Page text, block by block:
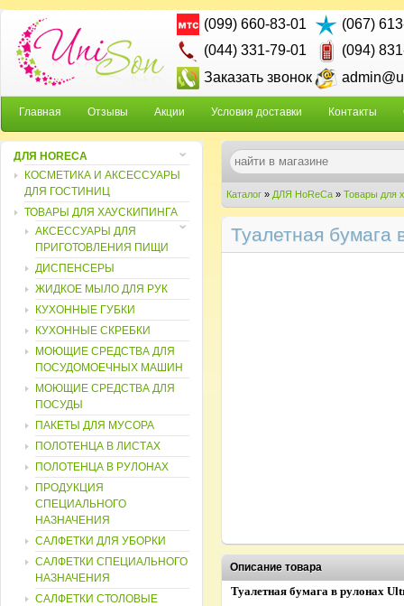
(099) 660-83-01
(067)
(044) 331-79-01
(094)
Заказать звонок
Главная Отзывы Акции Условия доставки Контакты
Каталог » ДЛЯ HoReCa » Товары для
рулонах Ultra TM Marathon
Туалетная бумага
Описание товара
Туалетная бумага в рулонах
ДЛЯ HORECA
КОСМЕТИКА И АКСЕССУАРЫ
ДЛЯ ГОСТИНИЦ
ТОВАРЫ ДЛЯ ХАУСКИПИНГА
АКСЕССУАРЫ ДЛЯ
ПРИГОТОВЛЕНИЯ ПИЩИ
ДИСПЕНСЕРЫ
ЖИДКОЕ МЫЛО ДЛЯ РУК
КУХОННЫЕ ГУБКИ
КУХОННЫЕ СКРЕБКИ
МОЮЩИЕ СРЕДСТВА ДЛЯ
ПОСУДОМОЕЧНЫХ МАШИН
МОЮЩИЕ СРЕДСТВА ДЛЯ
ПОСУДЫ
ПАКЕТЫ ДЛЯ МУСОРА
ПОЛОТЕНЦА В ЛИСТАХ
ПОЛОТЕНЦА В РУЛОНАХ
ПРОДУКЦИЯ
СПЕЦИАЛЬНОГО
НАЗНАЧЕНИЯ
САЛФЕТКИ ДЛЯ УБОРКИ
САЛФЕТКИ СПЕЦИАЛЬНОГО
НАЗНАЧЕНИЯ
САЛФЕТКИ СТОЛОВЫЕ